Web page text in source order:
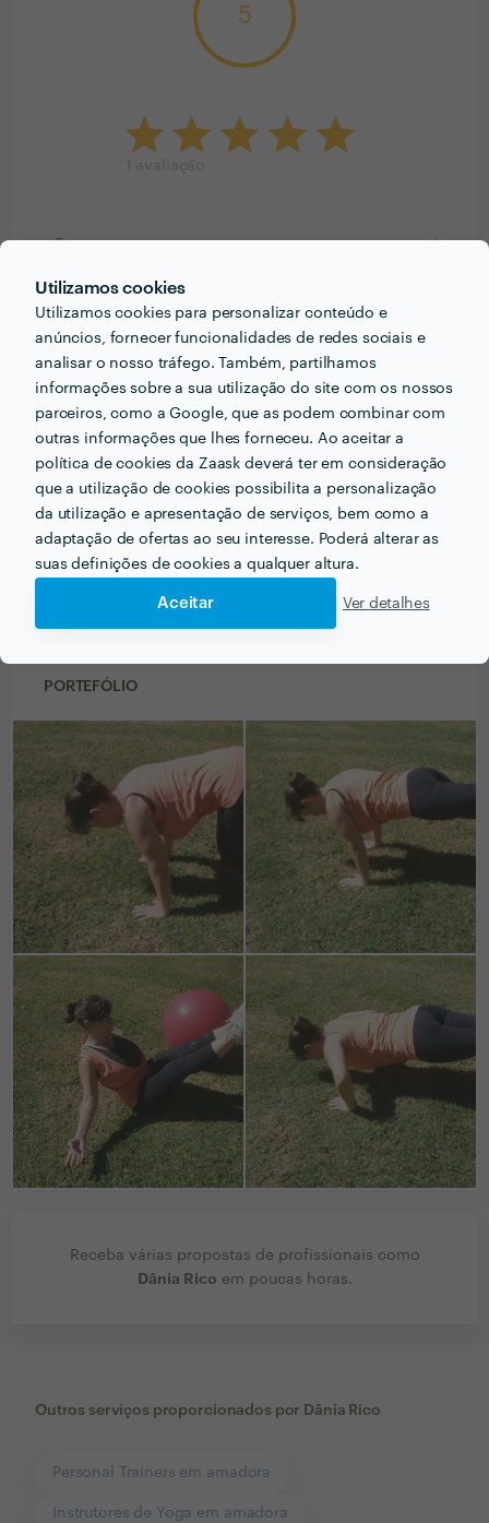
Utilizamos cookies
Utilizamos cookies para personalizar conteúdo e
anúncios, fornecer funcionalidades de redes sociais e
analisar o nosso tráfego. Também, partilhamos
informações sobre a sua utilização do site com os nossos
parceiros, como a Google, que as podem combinar com
outras informações que lhes forneceu. Ao aceitar a
política de cookies da Zaask deverá ter em consideração
que a utilização de cookies possibilita a personalização
da utilização e apresentação de serviços, bem como a
adaptação de ofertas ao seu interesse. Poderá alterar as
suas definições de cookies a qualquer altura.
Aceitar Ver detalhes
5
5 1
3
2
1
Marisa Silva
PT
17 Out 2014
Recomendo vivamente este tipo de treinos com a
Dânia por inúmeras razões: - Excelentes resultados; -
Treinos personalizados tendo em conta as limitações;
e - Dedicação absoluta da parte da Dânia.
PORTEFÓLIO
Receba várias propostas de profissionais como
Dânia Rico em poucas horas.
Outros serviços proporcionados por Dânia Rico
Personal Trainers em amadora
Instrutores de Yoga em amadora